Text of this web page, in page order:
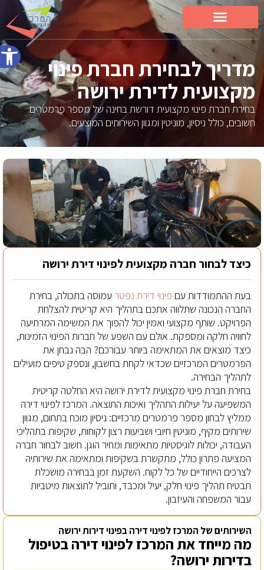
פתח
מדריך לבחירת חברת פינוי
מקצועית לדירת ירושה
בחירת חברת פינוי מקצועית דורשת בחינה של מספר פרמטרים
חשובים, כולל ניסיון, מוניטין ומגוון השירותים המוצעים.
כיצד לבחור חברה מקצועית לפינוי דירת ירושה
בעת ההתמודדות עם פינוי דירת נפטר עמוסה בתכולה, בחירת
החברה הנכונה שתלווה אתכם בתהליך היא קריטית להצלחת
הפרויקט. שותף מקצועי ואמין יכול להפוך את המשימה המרתיעה
לחוויה חלקה ומספקת. אולם עם השפע של חברות הפינוי הזמינות,
כיצד מוצאים את המתאימה ביותר עבורכם? הבה נבחן את
הפרמטרים המרכזיים שכדאי לקחת בחשבון, ונספק טיפים מועילים
לתהליך הבחירה.
בחירת חברת פינוי מקצועית לדירת ירושה היא החלטה קריטית
המשפיעה על יעילות התהליך ואיכות התוצאה. המרכז לפינוי דירה
ממליץ לבחון מספר פרמטרים מרכזיים: ניסיון מוכח בתחום, מגוון
שירותים מקיף, מוניטין חיובי ושביעות רצון לקוחות, שקיפות בתהליכי
העבודה, יכולות לוגיסטיות מתאימות ומחיר הוגן. חשוב לבחור חברה
המציעה פתרון כולל, מתקשרת בשקיפות ומתאימה את שירותיה
לצרכים הייחודיים של כל לקוח. השקעת זמן בבחירה מושכלת
תבטיח תהליך פינוי חלק, יעיל ומכבד, ותוביל לתוצאות מיטביות
עבור המשפחה והעיזבון.
השירותים של המרכז לפינוי דירה בפינוי דירות ירושה
מה מייחד את המרכז לפינוי דירה בטיפול
בדירות ירושה?